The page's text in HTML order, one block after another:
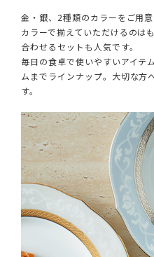
金・銀、2種類のカラーをご用
カラーで揃えていただけるのは
合わせるセットも人気です。
毎日の食卓で使いやすいアイテ
ムまでラインナップ。大切な方
す。